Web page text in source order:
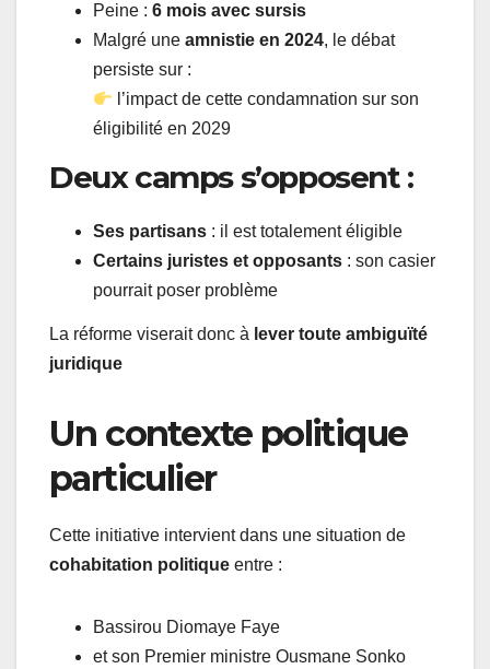
Peine : 6 mois avec sursis
Malgré une amnistie en 2024, le débat
persiste sur :
l’impact de cette condamnation sur son
éligibilité en 2029
Deux camps s’opposent :
Ses partisans : il est totalement éligible
Certains juristes et opposants : son casier
pourrait poser problème
La réforme viserait donc à lever toute ambiguïté
juridique
Un contexte politique
particulier
Cette initiative intervient dans une situation de
cohabitation politique entre :
Bassirou Diomaye Faye
et son Premier ministre Ousmane Sonko